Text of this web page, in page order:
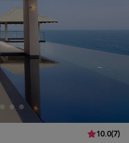
10.0(7)